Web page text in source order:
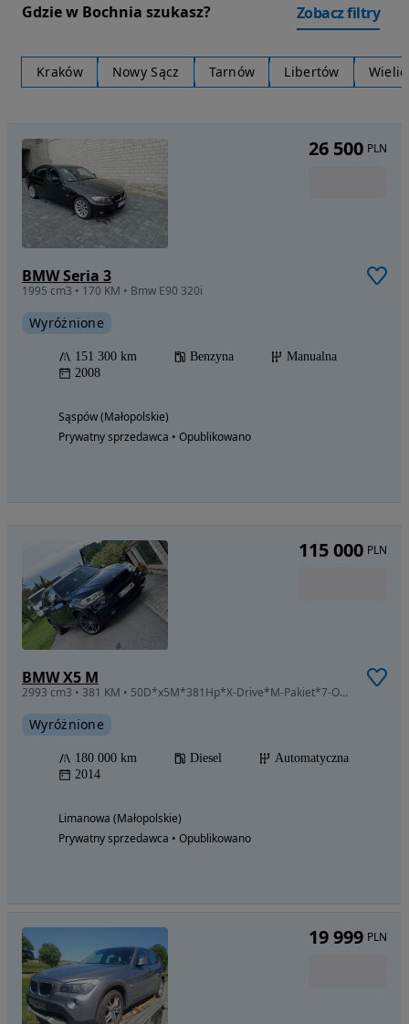
Gdzie w Bochnia szukasz? Zobacz filtry
Kraków Nowy Sącz Tarnów Libertów
BMW Seria 3
1995 cm3 • 170 KM • Bmw E90 320i
Wyróżnione
151 300 km Benzyna
Manualna
2008
Sąspów (Małopolskie)
Prywatny sprzedawca • Opublikowano
26 500 PLN
BMW X5 M
2993 cm3 • 381 KM • 50D*x5M*381Hp*X-Drive*M-Pakiet*7-Osobowa*Bezwypadkowa*Prywatny Wł*
Wyróżnione
180 000 km Diesel
Automatyczna
2014
Limanowa (Małopolskie)
Prywatny sprzedawca • Opublikowano
115 000 PLN
19 999 PLN